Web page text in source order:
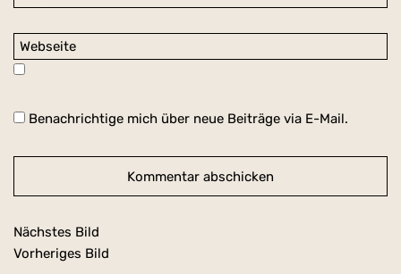
Benachrichtige mich über neue Beiträge via E-Mail.
Nächstes Bild
Vorheriges Bild